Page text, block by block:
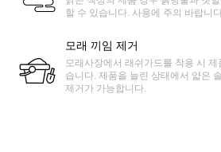
할 수 있습니다. 사용에 주의 바랍니
모래 끼임 제거
모래사장에서 래쉬가드를 착용 시
습니다. 제품을 늘린 상태에서 얇은
제거가 가능합니다.